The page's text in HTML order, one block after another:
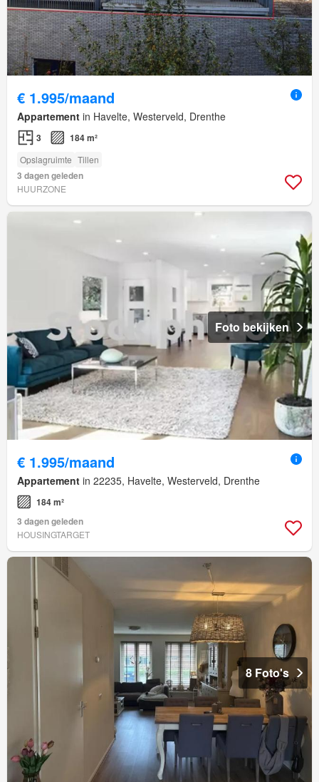
€ 1.995/maand
Appartement in Havelte, Westerveld, Drenthe
3 184 m²
Opslagruimte Tillen
3 dagen geleden
HUURZONE
Foto bekijken
€ 1.995/maand
Appartement in 22235, Havelte, Westerveld, Drenthe
184 m²
3 dagen geleden
HOUSINGTARGET
8 Foto's